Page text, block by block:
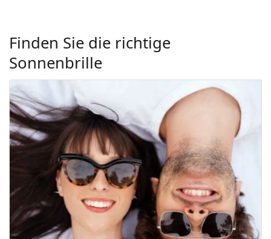
Finden Sie die richtige
Sonnenbrille